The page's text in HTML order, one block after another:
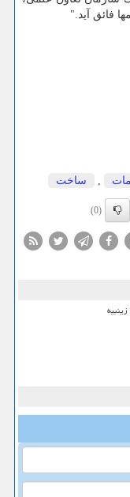
فائق آید."
, ساخت
(0)